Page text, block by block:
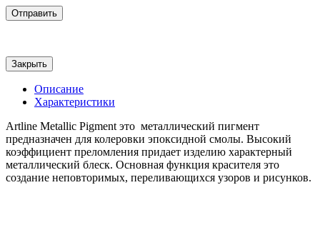
Отправить
Закрыть
Описание
Характеристики
Artline Metallic Pigment это металлический пигмент
предназначен для колеровки эпоксидной смолы. Высокий
коэффициент преломления придает изделию характерный
металлический блеск. Основная функция красителя это
создание неповторимых, переливающихся узоров и рисунков.